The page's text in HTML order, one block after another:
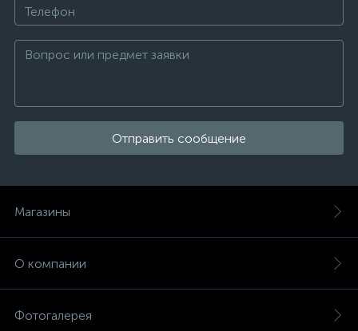
Отправить сообщение
Магазины
О компании
Фотогалерея